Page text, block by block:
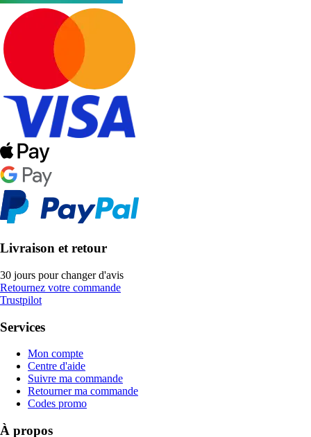
Livraison et retour
30 jours pour changer d'avis
Retournez votre commande
Trustpilot
Services
Mon compte
Centre d'aide
Suivre ma commande
Retourner ma commande
Codes promo
À propos